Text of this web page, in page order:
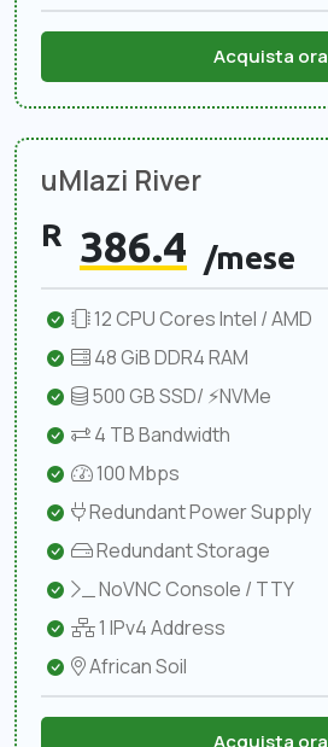
Acquista ora
uMlazi River
R 386.4 /mese
12 CPU Cores Intel / AMD
48 GiB DDR4 RAM
500 GB SSD/ ⚡NVMe
4 TB Bandwidth
100 Mbps
Redundant Power Supply
Redundant Storage
NoVNC Console / TTY
1 IPv4 Address
African Soil
Acquista ora